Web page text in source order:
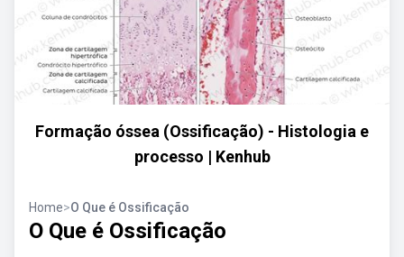
Formação óssea (Ossificação) - Histologia e
processo | Kenhub
Home>O Que é Ossificação
O Que é Ossificação